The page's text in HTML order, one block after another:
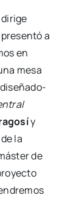
a
en
mesa
dise­ña­do­
y
la
de